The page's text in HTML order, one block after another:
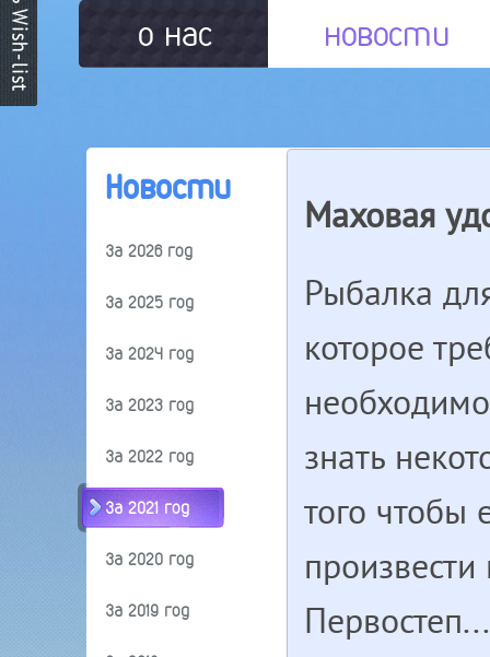
о нас новости
Новости
За 2026 год
За 2025 год
За 2024 год
За 2023 год
За 2022 год
За 2021 год
За 2020 год
За 2019 год
Маховая
Рыбалка
которое
знать
того чтобы
Первостеп...